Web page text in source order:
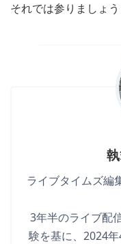
それでは参りましょう
ライブタイムズ編
3年半のライブ配
験を基に、2024